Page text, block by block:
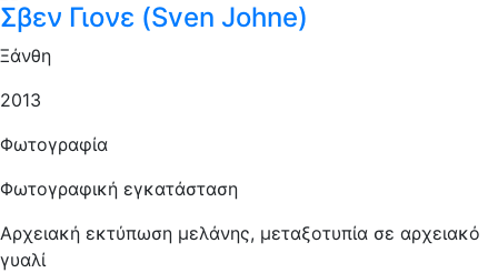
Σβεν Γιονε (Sven Johne)
Ξάνθη
2013
Φωτογραφία
Φωτογραφική εγκατάσταση
Αρχειακή εκτύπωση μελάνης, μεταξοτυπία σε αρχειακό
γυαλί